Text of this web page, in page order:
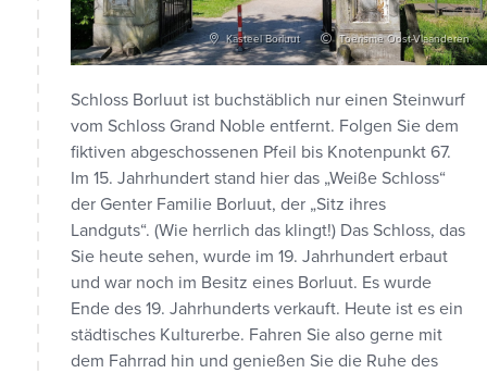
Kasteel Borluut Toerisme Oost-Vlaanderen
Schloss Borluut ist buchstäblich nur einen Steinwurf
vom Schloss Grand Noble entfernt. Folgen Sie dem
fiktiven abgeschossenen Pfeil bis Knotenpunkt 67.
Im 15. Jahrhundert stand hier das „Weiße Schloss“
der Genter Familie Borluut, der „Sitz ihres
Landguts“. (Wie herrlich das klingt!) Das Schloss, das
Sie heute sehen, wurde im 19. Jahrhundert erbaut
und war noch im Besitz eines Borluut. Es wurde
Ende des 19. Jahrhunderts verkauft. Heute ist es ein
städtisches Kulturerbe. Fahren Sie also gerne mit
dem Fahrrad hin und genießen Sie die Ruhe des